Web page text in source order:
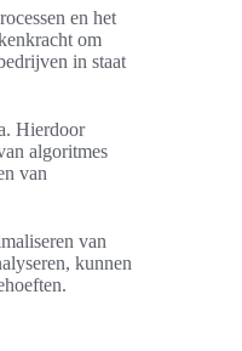
en het
om
in staat
Hierdoor
algoritmes
van
van
kunnen